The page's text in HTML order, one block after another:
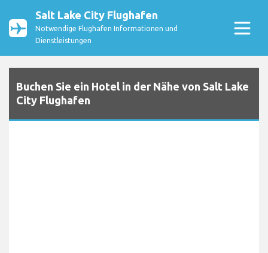
Salt Lake City Flughafen
Notwendige Flughafen Informationen und
Dienstleistungen
Buchen Sie ein Hotel in der Nähe von Salt Lake
City Flughafen